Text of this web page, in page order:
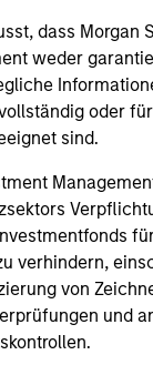
dass Morgan
weder
oder
sind.
verhindern,
von
und
of Security 101,
security
Members.